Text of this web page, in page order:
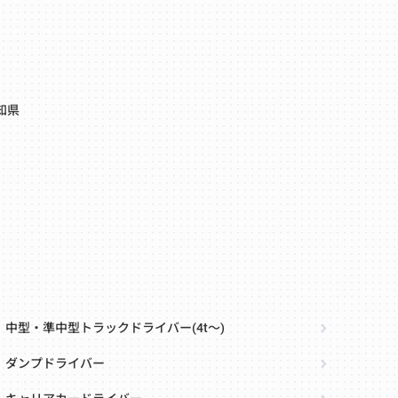
県
中型・準中型トラックドライバー(4t～)
ダンプドライバー